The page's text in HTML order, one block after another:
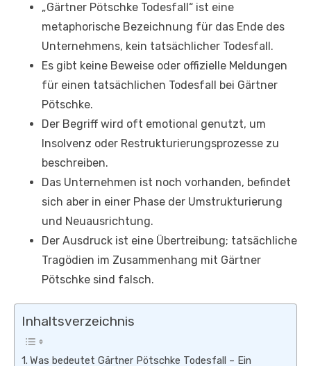
„Gärtner Pötschke Todesfall“ ist eine
metaphorische Bezeichnung für das Ende des
Unternehmens, kein tatsächlicher Todesfall.
Es gibt keine Beweise oder offizielle Meldungen
für einen tatsächlichen Todesfall bei Gärtner
Pötschke.
Der Begriff wird oft emotional genutzt, um
Insolvenz oder Restrukturierungsprozesse zu
beschreiben.
Das Unternehmen ist noch vorhanden, befindet
sich aber in einer Phase der Umstrukturierung
und Neuausrichtung.
Der Ausdruck ist eine Übertreibung; tatsächliche
Tragödien im Zusammenhang mit Gärtner
Pötschke sind falsch.
Inhaltsverzeichnis
Was bedeutet Gärtner Pötschke Todesfall – Ein